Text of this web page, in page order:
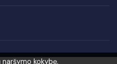
kokybę,